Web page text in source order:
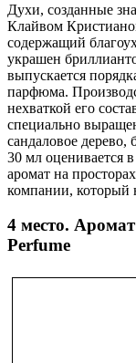
Духи, созданные
Клайвом
содержащий
украшен
выпускается
парфюма.
нехваткой его
специально
сандаловое дерево,
30 мл оценивается в
аромат на
компании, который
4 место.
Perfume